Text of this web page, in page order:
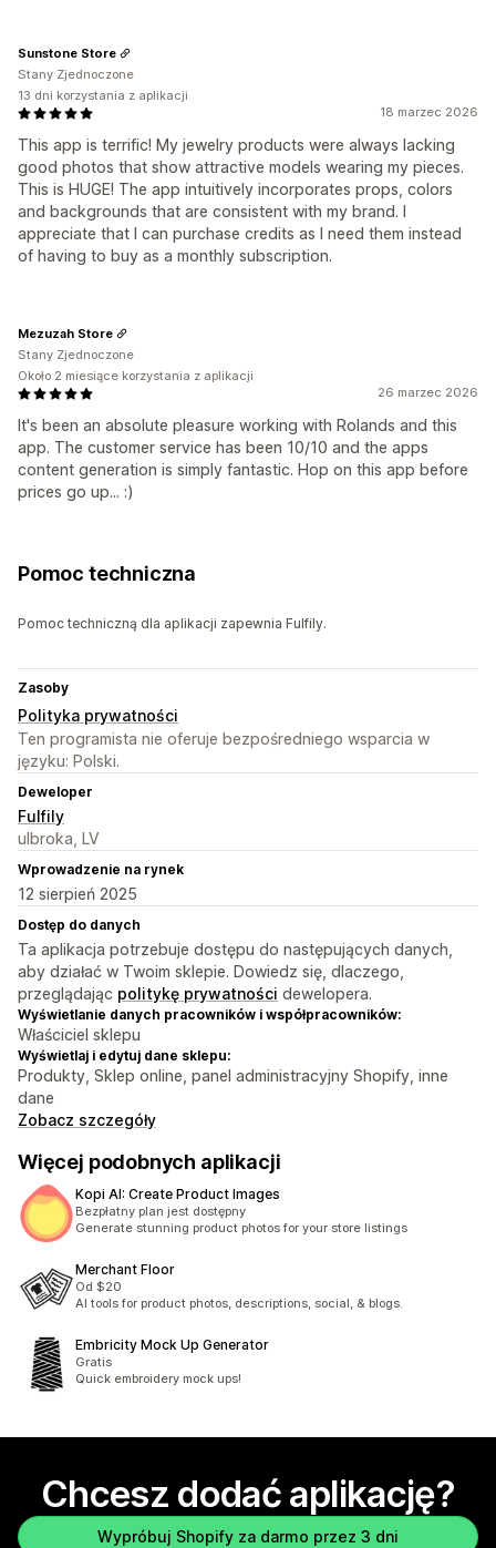
18 marzec 2026
This app is terrific! My jewelry products were always lacking
good photos that show attractive models wearing my pieces.
This is HUGE! The app intuitively incorporates props, colors
and backgrounds that are consistent with my brand. I
appreciate that I can purchase credits as I need them instead
of having to buy as a monthly subscription.
Sunstone Store
Stany Zjednoczone
13 dni korzystania z aplikacji
26 marzec 2026
It's been an absolute pleasure working with Rolands and this
app. The customer service has been 10/10 and the apps
content generation is simply fantastic. Hop on this app before
prices go up... :)
Mezuzah Store
Stany Zjednoczone
Około 2 miesiące korzystania z aplikacji
Pomoc techniczna
Pomoc techniczną dla aplikacji zapewnia Fulfily.
Zasoby
Polityka prywatności
Ten programista nie oferuje bezpośredniego wsparcia w
języku: Polski.
Deweloper
Fulfily
ulbroka, LV
Wprowadzenie na rynek
12 sierpień 2025
Dostęp do danych
Ta aplikacja potrzebuje dostępu do następujących danych,
aby działać w Twoim sklepie. Dowiedz się, dlaczego,
przeglądając politykę prywatności dewelopera.
Wyświetlanie danych pracowników i współpracowników:
Właściciel sklepu
Wyświetlaj i edytuj dane sklepu:
Produkty, Sklep online, panel administracyjny Shopify, inne
dane
Zobacz szczegóły
Więcej podobnych aplikacji
Kopi AI: Create Product Images
Bezpłatny plan jest dostępny
Generate stunning product photos for your store listings
Merchant Floor
Od $20
AI tools for product photos, descriptions, social, & blogs.
Embricity Mock Up Generator
Gratis
Quick embroidery mock ups!
Chcesz dodać aplikację?
Wypróbuj Shopify za darmo przez 3 dni